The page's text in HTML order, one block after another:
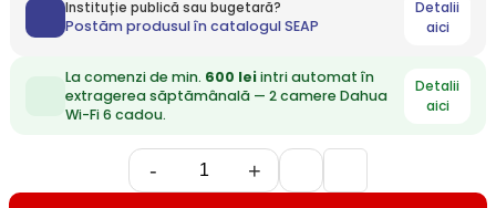
Instituție publică sau bugetară?
Postăm produsul în catalogul SEAP
Detalii
aici
La comenzi de min. 600 leiintri automat în
extragerea săptămânală — 2 camere Dahua
Wi-Fi 6 cadou.
Detalii
aici
- +